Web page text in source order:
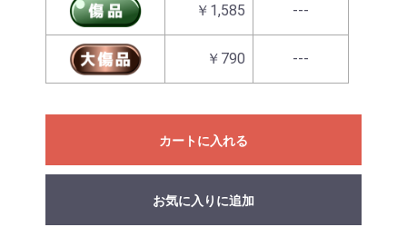
￥1,585 ---
￥790 ---
カートに入れる
お気に入りに追加